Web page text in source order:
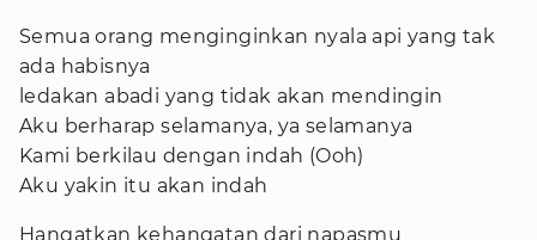
Semua orang menginginkan nyala api yang tak
ada habisnya
ledakan abadi yang tidak akan mendingin
Aku berharap selamanya, ya selamanya
Kami berkilau dengan indah (Ooh)
Aku yakin itu akan indah
Hangatkan kehangatan dari napasmu